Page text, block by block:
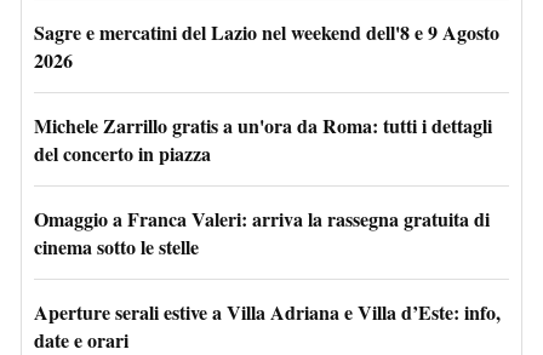
Sagre e mercatini del Lazio nel weekend dell'8 e 9 Agosto
2026
Michele Zarrillo gratis a un'ora da Roma: tutti i dettagli
del concerto in piazza
Omaggio a Franca Valeri: arriva la rassegna gratuita di
cinema sotto le stelle
Aperture serali estive a Villa Adriana e Villa d’Este: info,
date e orari